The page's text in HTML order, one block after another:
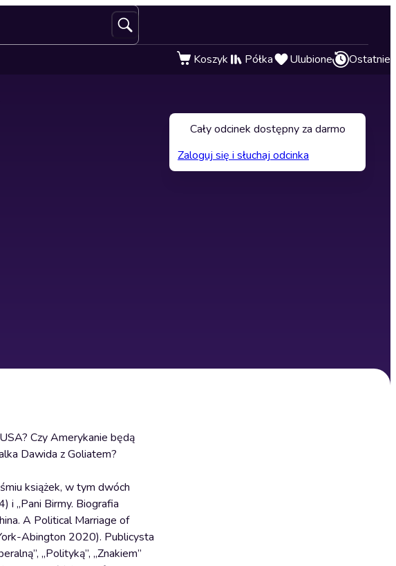
Koszyk Półka Ulubione Ostatnie
Czy Amerykanie będą
Dawida z Goliatem?
książek, w tym dwóch
i „Pani Birmy. Biografia
A Political Marriage of
Abington 2020). Publicysta
„Polityką”, „Znakiem”
Cały odcinek dostępny za darmo
Zaloguj się i słuchaj odcinka